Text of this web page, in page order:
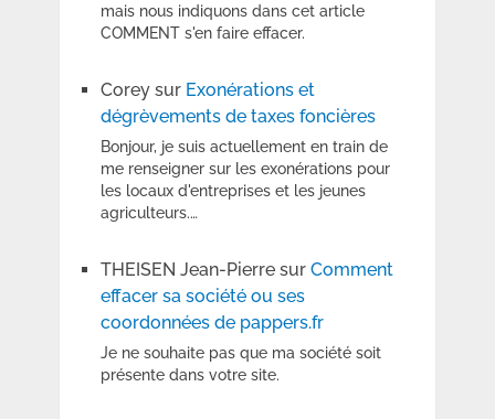
mais nous indiquons dans cet article
COMMENT s'en faire effacer.
Coreysur Exonérations et
dégrèvements de taxes foncières
Bonjour, je suis actuellement en train de
me renseigner sur les exonérations pour
les locaux d'entreprises et les jeunes
agriculteurs.…
THEISEN Jean-Pierresur Comment
effacer sa société ou ses
coordonnées de pappers.fr
Je ne souhaite pas que ma société soit
présente dans votre site.